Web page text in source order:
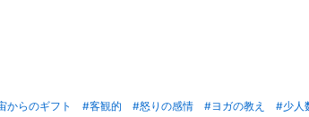
からのギフト #客観的 #怒りの感情 #ヨガの教え #少人